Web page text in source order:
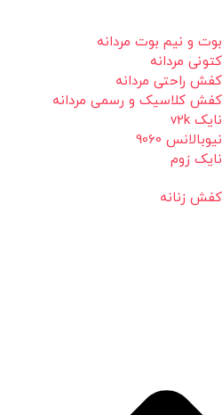
بوت و نیم بوت مردانه
کتونی مردانه
کفش راحتی مردانه
کفش کلاسیک و رسمی مردانه
نایک v2k
نیوبالانس 9060
نایک زوم
کفش زنانه